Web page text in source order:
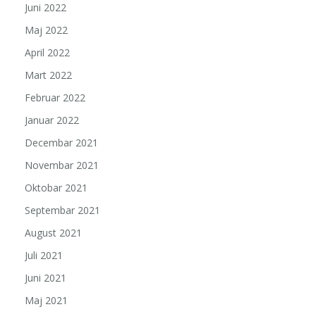
Juni 2022
Maj 2022
April 2022
Mart 2022
Februar 2022
Januar 2022
Decembar 2021
Novembar 2021
Oktobar 2021
Septembar 2021
August 2021
Juli 2021
Juni 2021
Maj 2021